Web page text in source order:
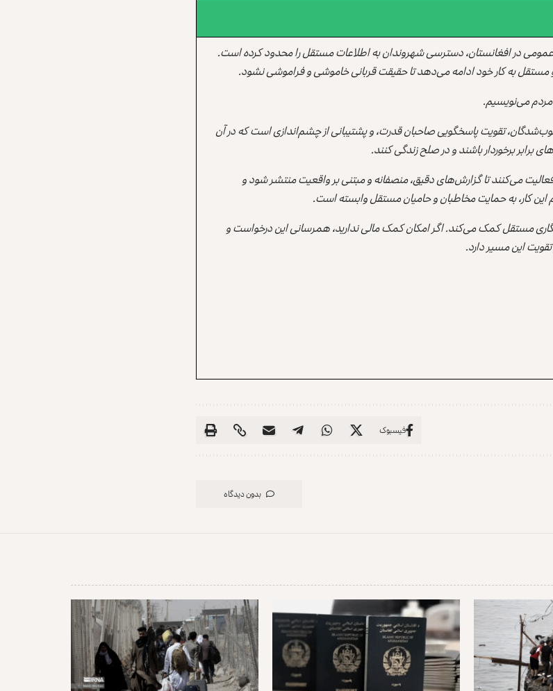
در افغانستان، دسترسی شهروندان به اطلاعات مستقل را محدود کرده است.
مستقل به کار خود ادامه می‌دهد تا حقیقت قربانی خاموشی و فراموشی نشود.
مردم می‌نویسیم.
تقویت پاسخگویی صاحبان قدرت، و پشتیبانی از چشم‌اندازی است که در آن
برخوردار باشند و در صلح زندگی کنند.
می‌کنند تا گزارش‌های دقیق، منصفانه و مبتنی بر واقعیت منتشر شود و
این کار، به حمایت مخاطبان و حامیان مستقل وابسته است.
مستقل کمک می‌کند. اگر امکان کمک مالی ندارید، همرسانی این درخواست و
این مسیر دارد.
فیسبوک
بدون دیدگاه